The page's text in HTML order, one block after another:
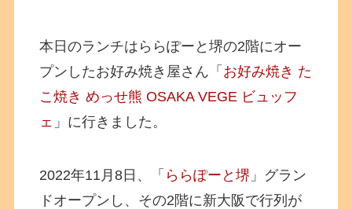
本日のランチはららぽーと堺の2階にオー
プンしたお好み焼き屋さん「 お好み焼き た
こ焼き めっせ熊 OSAKA VEGE ビュッフ
ェ 」に行きました。
2022年11月8日、「 ららぽーと堺 」グラン
ドオープンし、その2階に新大阪で行列が